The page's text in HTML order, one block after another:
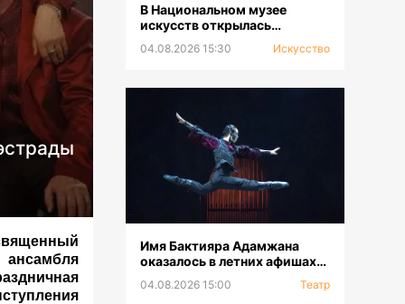
В Национальном музее
искусств открылась
Романова
04.08.2026 15:30 Искусство
Имя Бактияра Адамжана
оказалось в летних афишах
04.08.2026 15:00 Театр